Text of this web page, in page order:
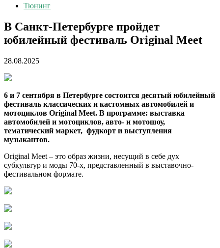
Тюнинг
В Санкт-Петербурге пройдет
юбилейный фестиваль Original Meet
28.08.2025
6 и 7 сентября в Петербурге состоится десятый юбилейный
фестиваль классических и кастомных автомобилей и
мотоциклов Original Meet. В программе: выставка
автомобилей и мотоциклов, авто- и мотошоу,
тематический маркет, фудкорт и выступления
музыкантов.
Original Meet – это образ жизни, несущий в себе дух
субкультур и моды 70-х, представленный в выставочно-
фестивальном формате.